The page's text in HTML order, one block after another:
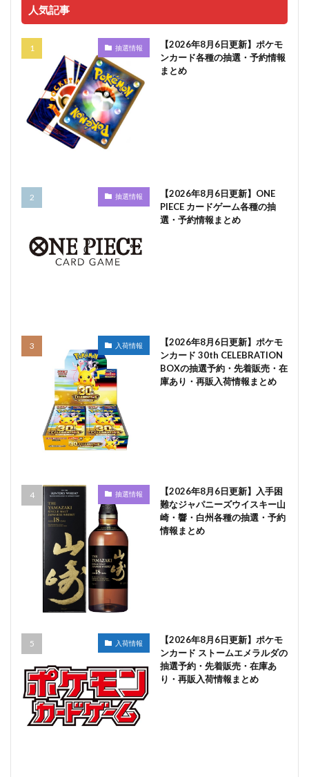
人気記事
抽選情報
【2026年8月6日更新】ポケモ
ンカード各種の抽選・予約情報
まとめ
抽選情報
【2026年8月6日更新】ONE
PIECE カードゲーム各種の抽
選・予約情報まとめ
入荷情報
【2026年8月6日更新】ポケモ
ンカード 30th CELEBRATION
BOXの抽選予約・先着販売・在
庫あり・再販入荷情報まとめ
抽選情報
【2026年8月6日更新】入手困
難なジャパニーズウイスキー山
崎・響・白州各種の抽選・予約
情報まとめ
入荷情報
【2026年8月6日更新】ポケモ
ンカード ストームエメラルダの
抽選予約・先着販売・在庫あ
り・再販入荷情報まとめ